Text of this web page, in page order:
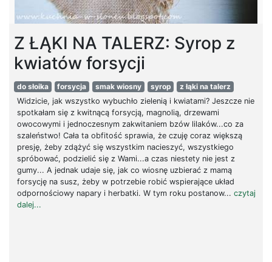
Z ŁĄKI NA TALERZ: Syrop z
kwiatów forsycji
do słoika forsycja smak wiosny syrop
z łąki na talerz
Widzicie, jak wszystko wybuchło zielenią i kwiatami? Jeszcze nie
spotkałam się z kwitnącą forsycją, magnolią, drzewami
owocowymi i jednoczesnym zakwitaniem bzów lilaków...co za
szaleństwo! Cała ta obfitość sprawia, że czuję coraz większą
presję, żeby zdążyć się wszystkim nacieszyć, wszystkiego
spróbować, podzielić się z Wami...a czas niestety nie jest z
gumy... A jednak udaje się, jak co wiosnę uzbierać z mamą
forsycję na susz, żeby w potrzebie robić wspierające układ
odpornościowy napary i herbatki. W tym roku postanow... czytaj
dalej...